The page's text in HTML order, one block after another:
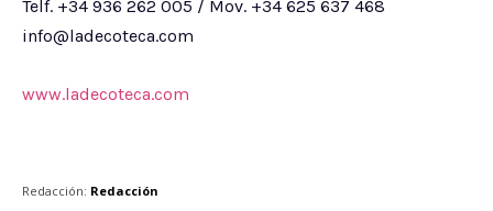
Telf. +34 936 262 005 / Mov. +34 625 637 468
info@ladecoteca.com
www.ladecoteca.com
Redacción: Redacción